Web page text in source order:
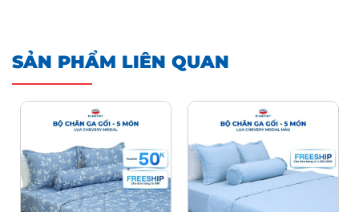
SẢN PHẨM LIÊN QUAN